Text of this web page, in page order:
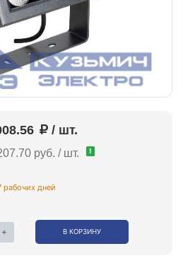
/ шт.
руб. / шт. !
рабочих дней
+ В КОРЗИНУ